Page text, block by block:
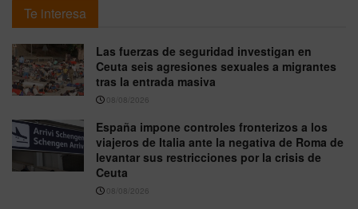
Te interesa
Las fuerzas de seguridad investigan en
Ceuta seis agresiones sexuales a migrantes
tras la entrada masiva
08/08/2026
España impone controles fronterizos a los
viajeros de Italia ante la negativa de Roma de
levantar sus restricciones por la crisis de
Ceuta
08/08/2026